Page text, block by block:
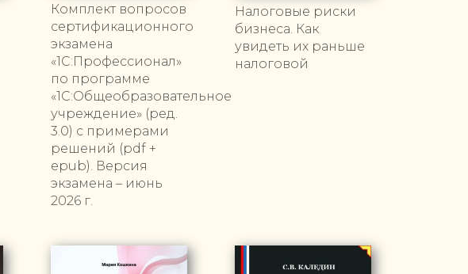
Комплект вопросов
сертификационного
экзамена
«1С:Профессионал»
по программе
«1С:Общеобразовательное
учреждение» (ред.
3.0) с примерами
решений (pdf +
epub). Версия
экзамена – июнь
2026 г.
Налоговые риски
бизнеса. Как
увидеть их раньше
налоговой